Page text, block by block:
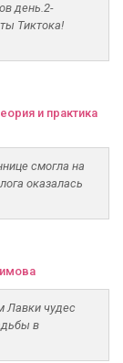
день.2-
Тиктока!
и практика
смогла на
оказалась
Лавки чудес
в